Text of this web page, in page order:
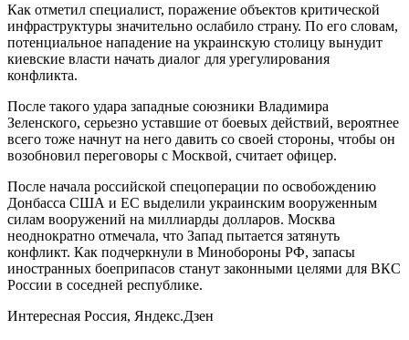
Как отметил специалист, поражение объектов критической
инфраструктуры значительно ослабило страну. По его словам,
потенциальное нападение на украинскую столицу вынудит
киевские власти начать диалог для урегулирования
конфликта.
После такого удара западные союзники Владимира
Зеленского, серьезно уставшие от боевых действий, вероятнее
всего тоже начнут на него давить со своей стороны, чтобы он
возобновил переговоры с Москвой, считает офицер.
После начала российской спецоперации по освобождению
Донбасса США и ЕС выделили украинским вооруженным
силам вооружений на миллиарды долларов. Москва
неоднократно отмечала, что Запад пытается затянуть
конфликт. Как подчеркнули в Минобороны РФ, запасы
иностранных боеприпасов станут законными целями для ВКС
России в соседней республике.
Интересная Россия, Яндекс.Дзен